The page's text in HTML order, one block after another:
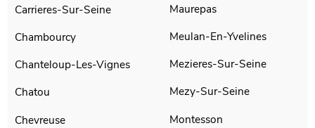
Carrieres-Sur-Seine
Chambourcy
Chanteloup-Les-Vignes
Chatou
Chevreuse
Maurepas
Meulan-En-Yvelines
Mezieres-Sur-Seine
Mezy-Sur-Seine
Montesson